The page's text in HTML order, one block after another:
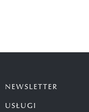
NEWSLETTER
USŁUGI